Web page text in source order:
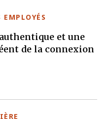
EMPLOYÉS
et une
de la connexion